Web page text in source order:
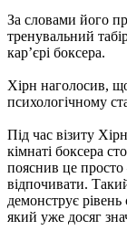
За словами його
тренувальний
кар’єрі боксера.
Хірн наголосив,
психологічному
Під час візиту
кімнаті боксера
пояснив це
відпочивати.
демонструє
який уже досяг